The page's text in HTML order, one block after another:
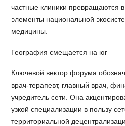
частные клиники превращаются
элементы национальной
медицины.
География смещается на юг
Ключевой вектор форума
врач-терапевт, главный врач,
учредитель сети. Она
узкой специализации в пользу
территориальной